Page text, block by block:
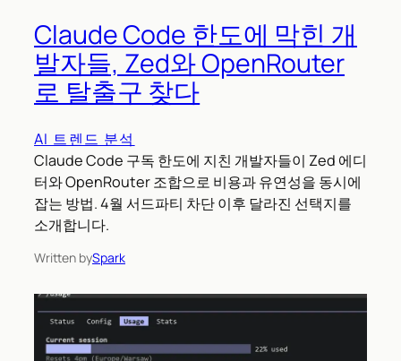
Claude Code 한도에 막힌 개
발자들, Zed와 OpenRouter
로 탈출구 찾다
AI 트렌드 분석
Claude Code 구독 한도에 지친 개발자들이 Zed 에디
터와 OpenRouter 조합으로 비용과 유연성을 동시에
잡는 방법. 4월 서드파티 차단 이후 달라진 선택지를
소개합니다.
Written bySpark